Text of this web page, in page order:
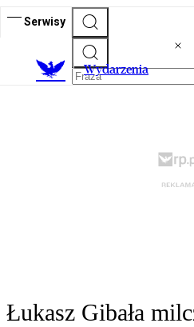
Serwisy
Wydarzenia
Łukasz Gibała